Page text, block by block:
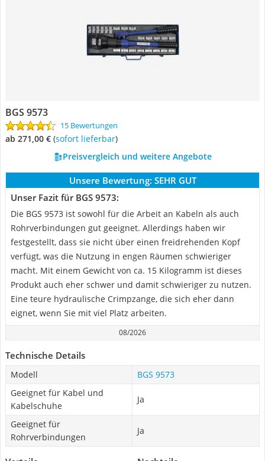
BGS 9573
15 Bewertungen
ab 271,00 € ( Sofort lieferbar)
Preisvergleich und weitere Angebote
Unsere Bewertung: SEHR GUT
Unser Fazit für BGS 9573:
Die BGS 9573 ist sowohl für die Arbeit an Kabeln als auch
Rohrverbindungen gut geeignet. Allerdings haben wir
festgestellt, dass sie nicht über einen freidrehenden Kopf
verfügt, was die Nutzung in engen Räumen schwieriger
macht. Mit einem Gewicht von ca. 15 Kilogramm ist dieses
Produkt auch eher schwer und damit schwieriger zu nutzen.
Eine teure hydraulische Crimpzange, die sich eher dann
eignet, wenn Sie mit viel Platz arbeiten.
08/2026
Technische Details
Modell
BGS 9573
Geeignet für Kabel und
Kabelschuhe
Ja
Geeignet für
Rohrverbindungen
Ja